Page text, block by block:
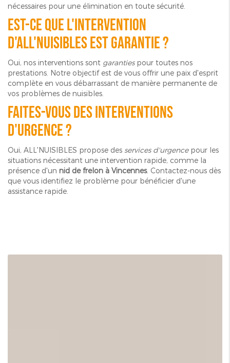
nécessaires pour une élimination en toute sécurité.
Est-ce que l'intervention
d'ALL'NUISIBLES est garantie ?
Oui, nos interventions sont garantiespour toutes nos
prestations. Notre objectif est de vous offrir une paix d'esprit
complète en vous débarrassant de manière permanente de
vos problèmes de nuisibles.
Faites-vous des interventions
d'urgence ?
Oui, ALL'NUISIBLES propose des services d'urgencepour les
situations nécessitant une intervention rapide, comme la
présence d'un nid de frelon à Vincennes. Contactez-nous dès
que vous identifiez le problème pour bénéficier d'une
assistance rapide.